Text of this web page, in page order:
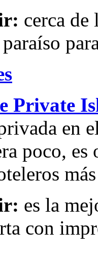
cerca
Private
en
poco, es
es la
con